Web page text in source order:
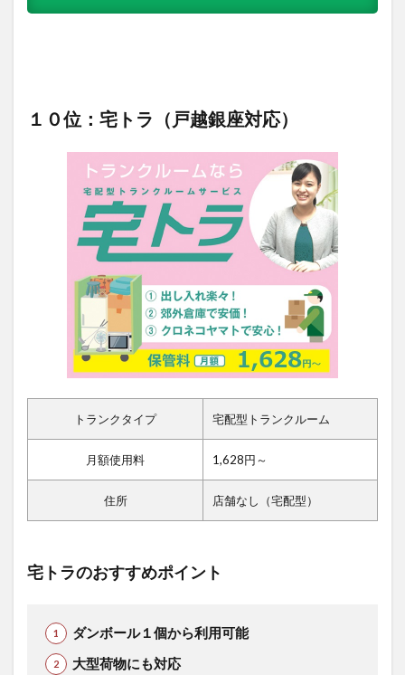
１０位：宅トラ（戸越銀座対応）
トランクタイプ 宅配型トランクルーム
月額使用料 1,628円～
住所 店舗なし（宅配型）
宅トラのおすすめポイント
ダンボール１個から利用可能
大型荷物にも対応